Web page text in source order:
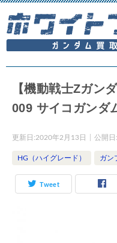
【機動戦士Zガン
009 サイコガンダ
更新日:2020年2月13日 公開日:
HG（ハイグレード） ガン
Tweet